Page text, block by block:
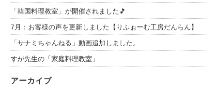
「韓国料理教室」が開催されました🎵
7月：お客様の声を更新しました【りふぉーむ工房だんらん】
「サナミちゃんねる」動画追加しました。
すが先生の「家庭料理教室」
アーカイブ